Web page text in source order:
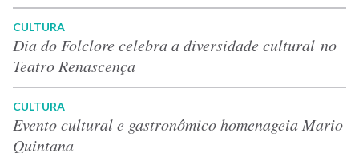
CULTURA
Dia do Folclore celebra a diversidade cultural no
Teatro Renascença
CULTURA
Evento cultural e gastronômico homenageia Mario
Quintana